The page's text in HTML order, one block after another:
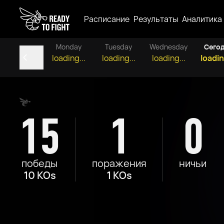
Расписание Результаты Аналитика
Monday
loading...
Tuesday
loading...
Wednesday
loading...
15
победы
10 KOs
1
поражения
1 KOs
0
ничьи